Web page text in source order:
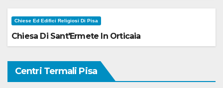
Chiese Ed Edifici Religiosi Di Pisa
Chiesa Di Sant'Ermete In Orticaia
Centri Termali Pisa